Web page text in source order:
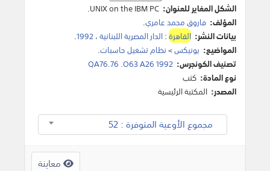
الشكل المغاير للعنوان: UNIX on the IBM PC.
المؤلف: فاروق محمد عامري.
بيانات النشر: القاهرة:الدار المصرية اللبنانية،1992
.
المواضيع: يونيكس>نظام تشغيل حاسبات.
تصنيف الكونجرس: QA76.76 .O63 A26 1992
نوع المادة: كتب
المصدر: المكتبة الرئيسية
مجموع الأوعية المتوفرة : 52
معاينة